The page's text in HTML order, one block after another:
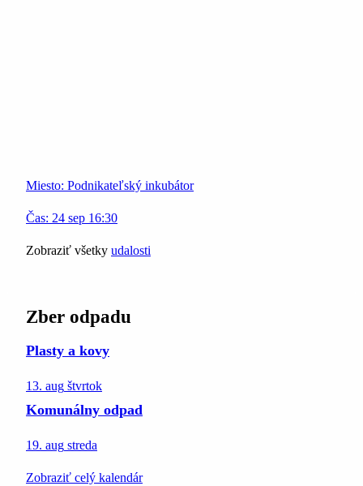
Miesto: Podnikateľský inkubátor
Čas: 24 sep 16:30
Zobraziť všetky udalosti
Zber odpadu
Plasty a kovy
13. aug štvrtok
Komunálny odpad
19. aug streda
Zobraziť celý kalendár